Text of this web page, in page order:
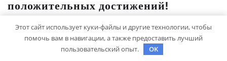
положительных достижений!
studiohallo_ Мар 15, 2023
Этот сайт использует куки-файлы и другие технологии, чтобы
помочь вам в навигации, а также предоставить лучший
пользовательский опыт.
OK